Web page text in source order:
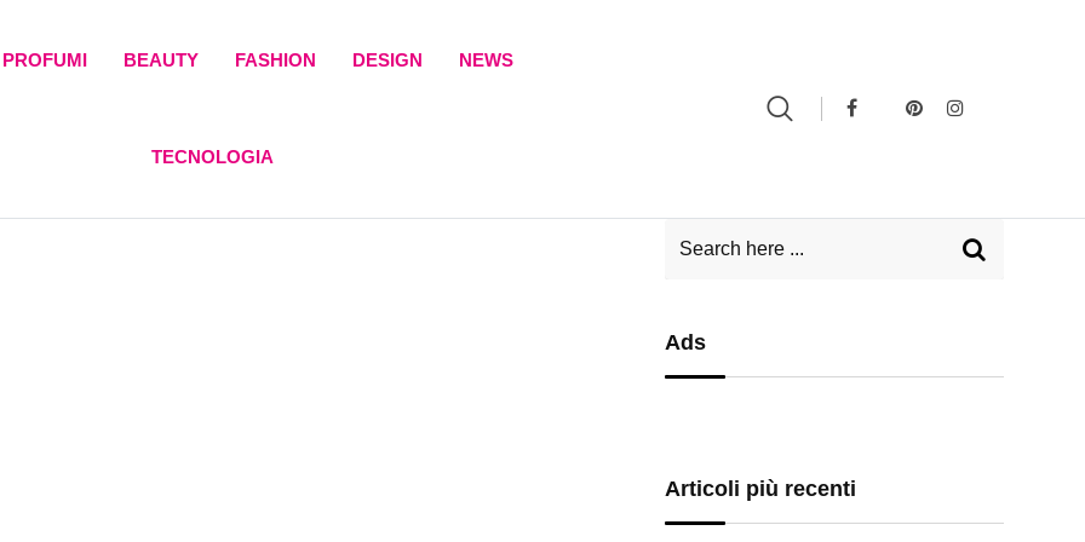
PROFUMI BEAUTY FASHION DESIGN NEWS
TECNOLOGIA
Ads
Articoli più recenti